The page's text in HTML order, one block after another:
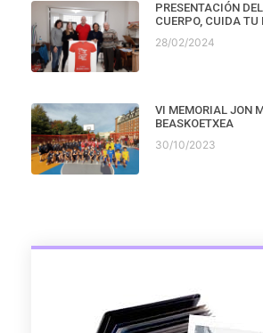
PRESENTACIÓN
CUERPO, CUIDA TU
28/02/2024
VI MEMORIAL JON
BEASKOETXEA
30/10/2023